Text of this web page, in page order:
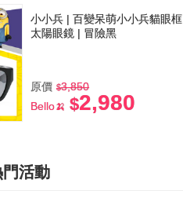
小小兵 | 百變呆萌小小兵貓眼框
太陽眼鏡 | 冒險黑
原價
3,850
Bello🍌
2,980
活動